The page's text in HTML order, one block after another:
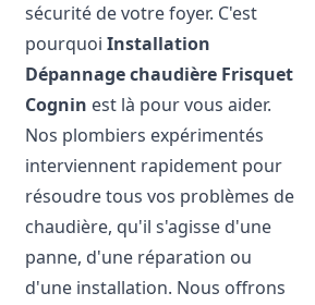
sécurité de votre foyer. C'est
pourquoiInstallation
Dépannage chaudière Frisquet
Cognin est là pour vous aider.
Nos plombiers expérimentés
interviennent rapidement pour
résoudre tous vos problèmes de
chaudière, qu'il s'agisse d'une
panne, d'une réparation ou
d'une installation. Nous offrons